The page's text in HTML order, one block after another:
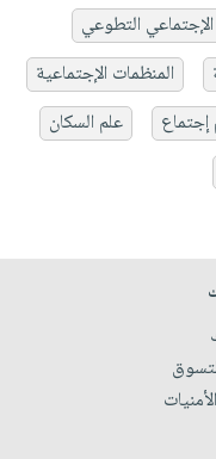
التطوعي
المنظمات الإجتماعية
إجتماع
علم السكان